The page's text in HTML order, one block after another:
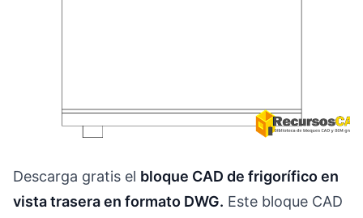
Descarga gratis el bloque CAD de frigorífico en
vista trasera en formato DWG. Este bloque CAD